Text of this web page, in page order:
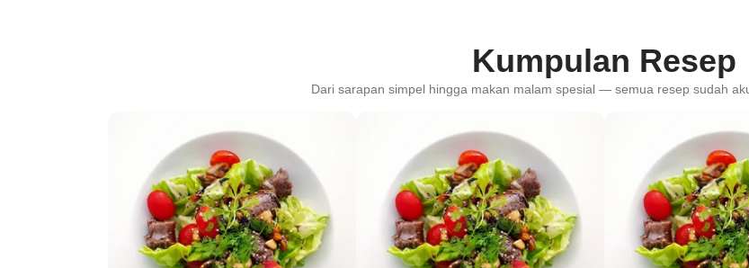
Kumpulan Resep
Dari sarapan simpel hingga makan malam spesial — semua resep sudah